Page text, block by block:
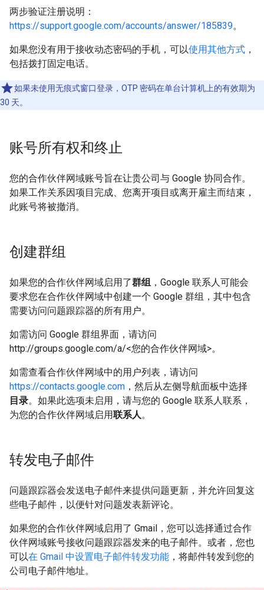
两步验证注册说明：
https://support.google.com/accounts/answer/185839。
如果您没有用于接收动态密码的手机，可以使用其他方式 ，
包括拨打固定电话。
如果未使用无痕式窗口登录，OTP 密码在单台计算机上的有效期为
30 天。
账号所有权和终止
您的合作伙伴网域账号旨在让贵公司与 Google 协同合作。
如果工作关系因项目完成、您离开项目或离开雇主而结束，
此账号将被撤消。
创建群组
如果您的合作伙伴网域启用了群组 ，Google 联系人可能会
要求您在合作伙伴网域中创建一个 Google 群组，其中包含
需要访问问题跟踪器的所有用户。
如需访问 Google 群组界面，请访问
http://groups.google.com/a/<您的合作伙伴网域>。
如需查看合作伙伴网域中的用户列表，请访问
https://contacts.google.com ，然后从左侧导航面板中选择
目录。如果此选项未启用，请与您的 Google 联系人联系，
为您的合作伙伴网域启用联系人。
转发电子邮件
问题跟踪器会发送电子邮件来提供问题更新，并允许回复这
些电子邮件，以便针对问题发表新评论。
如果您的合作伙伴网域启用了 Gmail，您可以选择通过合作
伙伴网域账号接收问题跟踪器发来的电子邮件。或者，您也
可以在 Gmail 中设置电子邮件转发功能 ，将邮件转发到您的
公司电子邮件地址。